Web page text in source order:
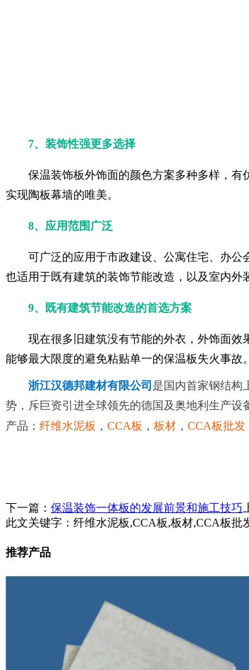
7、装饰性强更多选择
保温装饰板外饰面的颜色方案多种多样，
实现陶板幕墙的唯美。
8、应用范围广泛
可广泛的应用于市政建设、公寓住宅、办公
也适用于既有建筑的装饰节能改造，以及室内外
9、既有建筑节能改造的首选方案
现在很多旧建筑没有节能的外衣，外饰面效
能够最大限度的避免粘贴单一的保温板失火事故。
浙江汉德邦建材有限公司 是国内首家钢结构
势，斥巨资引进全球领先的德国及奥地利生产
产品： 纤维水泥板 ， CCA板 ， 板材 ， CCA板批发
下一篇： 保温装饰一体板的发展前景和施工技巧
此文关键字： 纤维水泥板,CCA板,板材,CCA板批
推荐产品